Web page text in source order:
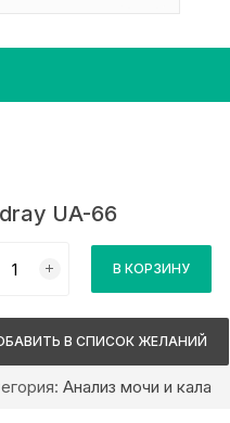
UA-66
В КОРЗИНУ
В СПИСОК ЖЕЛАНИЙ
Анализ мочи и кала